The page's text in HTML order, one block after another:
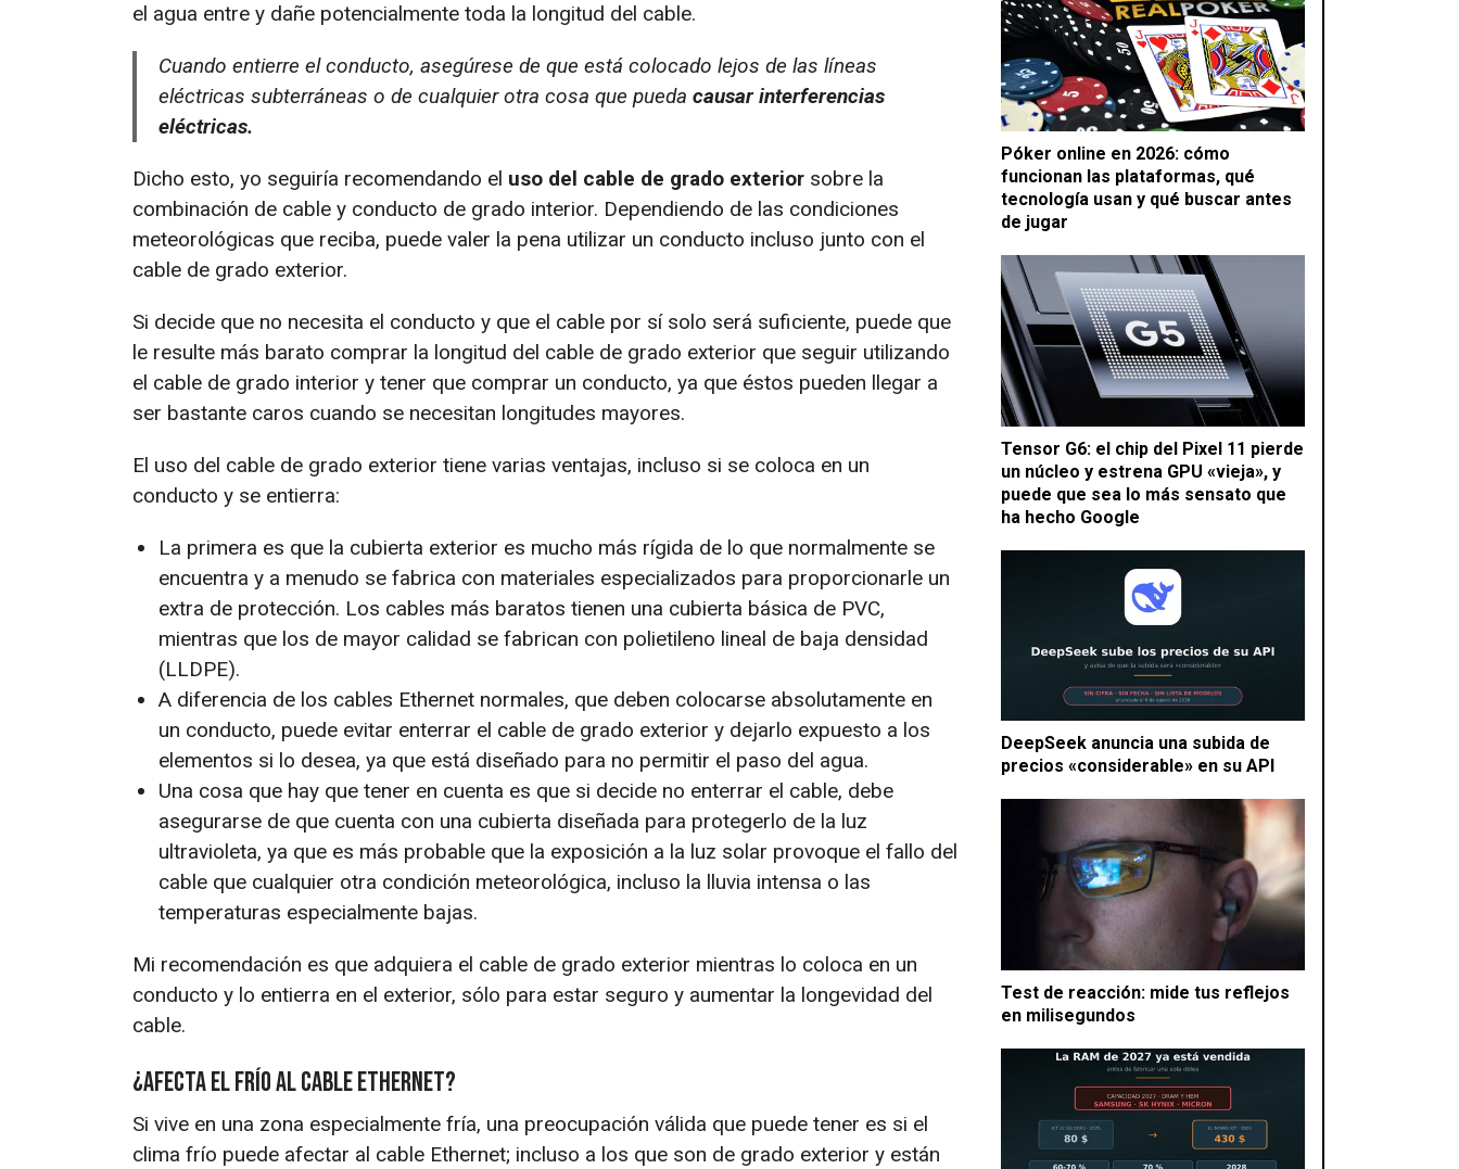
Póker online en 2026: cómo
funcionan las plataformas, qué
tecnología usan y qué buscar antes
de jugar
Tensor G6: el chip del Pixel 11 pierde
un núcleo y estrena GPU «vieja», y
puede que sea lo más sensato que
ha hecho Google
DeepSeek anuncia una subida de
precios «considerable» en su API
Test de reacción: mide tus reflejos
en milisegundos
el agua entre y dañe potencialmente toda la longitud del cable.
Cuando entierre el conducto, asegúrese de que está colocado lejos de las líneas
eléctricas subterráneas o de cualquier otra cosa que pueda causar interferencias
eléctricas.
Dicho esto, yo seguiría recomendando el uso del cable de grado exterior sobre la
combinación de cable y conducto de grado interior. Dependiendo de las condiciones
meteorológicas que reciba, puede valer la pena utilizar un conducto incluso junto con el
cable de grado exterior.
Si decide que no necesita el conducto y que el cable por sí solo será suficiente, puede que
le resulte más barato comprar la longitud del cable de grado exterior que seguir utilizando
el cable de grado interior y tener que comprar un conducto, ya que éstos pueden llegar a
ser bastante caros cuando se necesitan longitudes mayores.
El uso del cable de grado exterior tiene varias ventajas, incluso si se coloca en un
conducto y se entierra:
La primera es que la cubierta exterior es mucho más rígida de lo que normalmente se
encuentra y a menudo se fabrica con materiales especializados para proporcionarle un
extra de protección. Los cables más baratos tienen una cubierta básica de PVC,
mientras que los de mayor calidad se fabrican con polietileno lineal de baja densidad
(LLDPE).
A diferencia de los cables Ethernet normales, que deben colocarse absolutamente en
un conducto, puede evitar enterrar el cable de grado exterior y dejarlo expuesto a los
elementos si lo desea, ya que está diseñado para no permitir el paso del agua.
Una cosa que hay que tener en cuenta es que si decide no enterrar el cable, debe
asegurarse de que cuenta con una cubierta diseñada para protegerlo de la luz
ultravioleta, ya que es más probable que la exposición a la luz solar provoque el fallo del
cable que cualquier otra condición meteorológica, incluso la lluvia intensa o las
temperaturas especialmente bajas.
Mi recomendación es que adquiera el cable de grado exterior mientras lo coloca en un
conducto y lo entierra en el exterior, sólo para estar seguro y aumentar la longevidad del
cable.
¿Afecta el frío al cable Ethernet?
Si vive en una zona especialmente fría, una preocupación válida que puede tener es si el
clima frío puede afectar al cable Ethernet; incluso a los que son de grado exterior y están